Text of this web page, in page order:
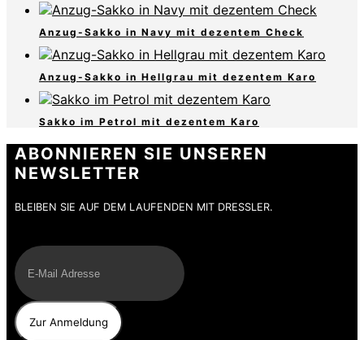
Anzug-Sakko in Navy mit dezentem Check
Anzug-Sakko in Hellgrau mit dezentem Karo
Sakko im Petrol mit dezentem Karo
ABONNIEREN SIE UNSEREN
NEWSLETTER
BLEIBEN SIE AUF DEM LAUFENDEN MIT DRESSLER.